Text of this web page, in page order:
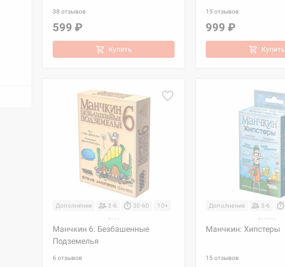
38 отзывов
599 ₽
Купить
15 отзывов
999 ₽
Купить
Дополнение 3-6 30-60 10+
Манчкин 6: Безбашенные
Подземелья
6 отзывов
Дополнение 3-6
Манчкин: Хипстеры
15 отзывов